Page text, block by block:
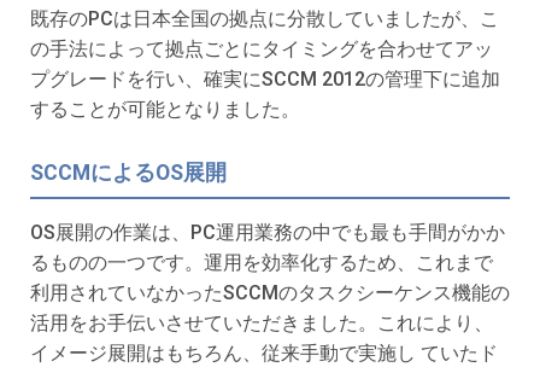
既存のPCは日本全国の拠点に分散していましたが、こ
の手法によって拠点ごとにタイミングを合わせてアッ
プグレードを行い、確実にSCCM 2012の管理下に追加
することが可能となりました。
SCCMによるOS展開
OS展開の作業は、PC運用業務の中でも最も手間がかか
るものの一つです。運用を効率化するため、これまで
利用されていなかったSCCMのタスクシーケンス機能の
活用をお手伝いさせていただきました。これにより、
イメージ展開はもちろん、従来手動で実施し ていたド